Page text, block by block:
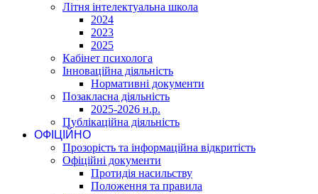
Літня інтелектуальна школа
2024
2023
2025
Кабінет психолога
Інноваційна діяльність
Нормативні документи
Позакласна діяльність
2025-2026 н.р.
Публікаційна діяльність
ОФІЦІЙНО
Прозорість та інформаційна відкритість
Офіційні документи
Протидія насильству
Положення та правила